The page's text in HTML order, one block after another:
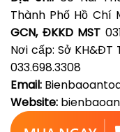
Thành Phố Hồ Chí
GCN, ĐKKD MST
Nơi cấp: Sở KH&ĐT
033.698.3308
Email:
Website: